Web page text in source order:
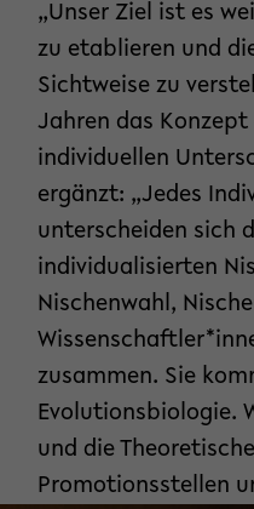
„Unser Ziel ist es
zu etablieren und
Sichtweise zu
Jahren das
individuellen
ergänzt: „Jedes
unterscheiden sich
individualisierten
Nischenwahl,
zusammen. Sie
Evolutionsbiologie.
und die
Promotionsstellen